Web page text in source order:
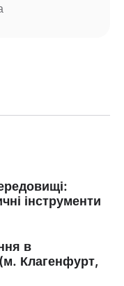
інструменти
в
Клагенфурт,